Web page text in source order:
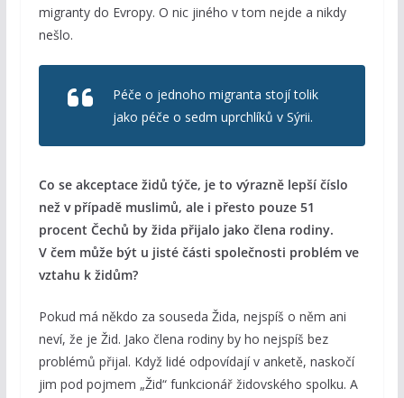
migranty do Evropy. O nic jiného v tom nejde a nikdy
nešlo.
Péče o jednoho migranta stojí tolik
jako péče o sedm uprchlíků v Sýrii.
Co se akceptace židů týče, je to výrazně lepší číslo
než v případě muslimů, ale i přesto pouze 51
procent Čechů by žida přijalo jako člena rodiny.
V čem může být u jisté části společnosti problém ve
vztahu k židům?
Pokud má někdo za souseda Žida, nejspíš o něm ani
neví, že je Žid. Jako člena rodiny by ho nejspíš bez
problémů přijal. Když lidé odpovídají v anketě, naskočí
jim pod pojmem „Žid“ funkcionář židovského spolku. A